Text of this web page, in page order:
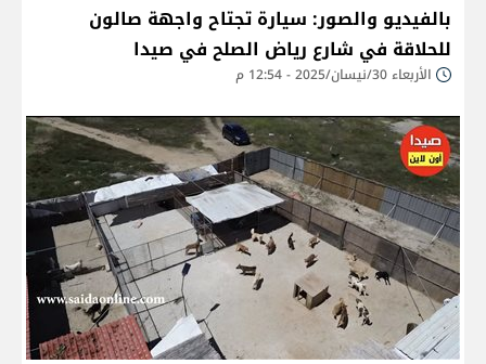
بالفيديو والصور: سيارة تجتاح واجهة صالون
للحلاقة في شارع رياض الصلح في صيدا
الأربعاء 30/نيسان/2025 - 12:54 م